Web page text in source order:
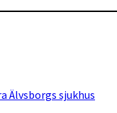
Älvsborgs sjukhus